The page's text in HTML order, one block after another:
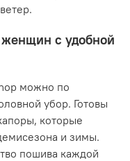
с удобной
можно по
убор. Готовы
которые
и зимы.
пошива каждой